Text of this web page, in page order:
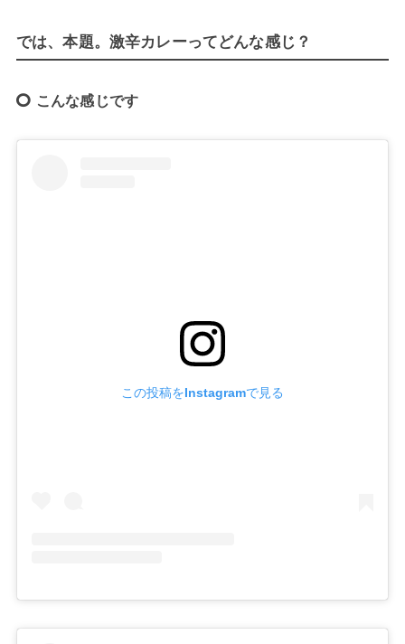
では、本題。激辛カレーってどんな感じ？
こんな感じです
この投稿をInstagramで見る